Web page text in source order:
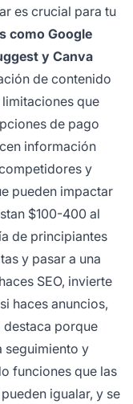
es crucial para tu
como Google
y Canva
de contenido
que
de pago
información
y
pueden impactar
$100-400 al
de principiantes
y pasar a una
SEO, invierte
haces anuncios,
destaca porque
seguimiento y
funciones que las
igualar, y se